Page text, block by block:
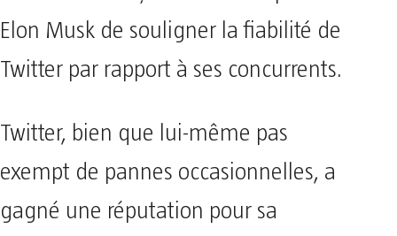
Elon Musk de souligner la fiabilité de
Twitter par rapport à ses concurrents.
Twitter, bien que lui-même pas
exempt de pannes occasionnelles, a
gagné une réputation pour sa